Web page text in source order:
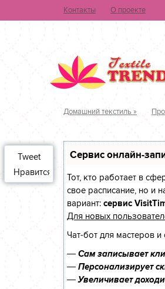
Контакты О проекте
Домашний текстиль»
Сервис онлайн-
Тот, кто работает в
свое расписание, но и
вариант: сервис
Для новых
Чат-бот для мастеров
— Сам записывает
— Персонализирует
—Увеличивает
Tweet
Нравится